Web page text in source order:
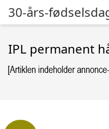
30-års-
IPL permanent